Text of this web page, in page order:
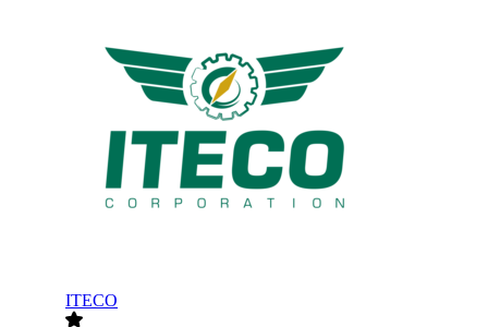
ITECO